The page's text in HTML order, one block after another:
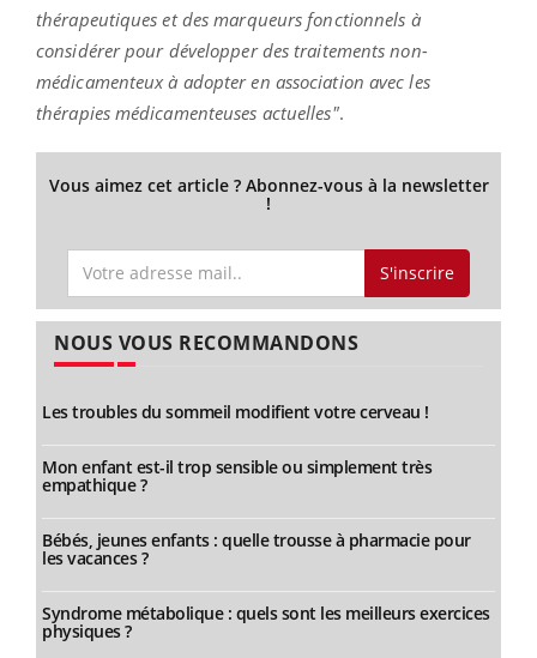
thérapeutiques et des marqueurs fonctionnels à
considérer pour développer des traitements non-
médicamenteux à adopter en association avec les
thérapies médicamenteuses actuelles".
Vous aimez cet article ? Abonnez-vous à la newsletter
!
S'inscrire
NOUS VOUS RECOMMANDONS
Les troubles du sommeil modifient votre cerveau !
Mon enfant est-il trop sensible ou simplement très
empathique ?
Bébés, jeunes enfants : quelle trousse à pharmacie pour
les vacances ?
Syndrome métabolique : quels sont les meilleurs exercices
physiques ?